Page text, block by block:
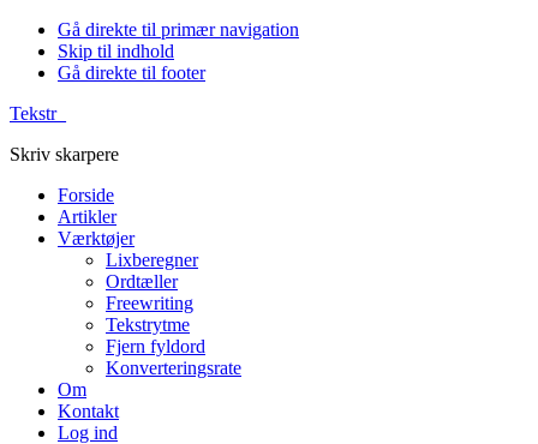
Gå direkte til primær navigation
Skip til indhold
Gå direkte til footer
Tekstr_
Skriv skarpere
Forside
Artikler
Værktøjer
Lixberegner
Ordtæller
Freewriting
Tekstrytme
Fjern fyldord
Konverteringsrate
Om
Kontakt
Log ind